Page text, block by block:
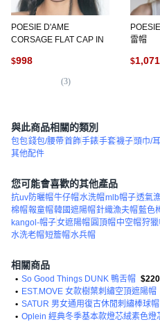
POESIE D'AME
CORSAGE FLAT CAP IN
$998
(3)
雷帽
$1,071
與此商品相關的類別
包包錢包/腰帶首飾手錶手套襪子頭巾/
其他配件
您可能會喜歡的其他產品
抗uv防曬帽牛仔帽水洗帽mlb帽子透氣
棉帽報童帽韓國遮陽帽針織漁夫帽藍色
kangol-帽子女遮陽帽圓頂帽中空帽狩
水洗老帽短簷帽水兵帽
相關商品
• So Good Things DUNK 鴨舌帽 $220
• EST.MOVE 女款樹葉刺繡空頂遮陽帽
• SATUR 男女通用復古休閒刺繡棒球帽
• Oplein 經典冬季基本款燈芯絨素色燈